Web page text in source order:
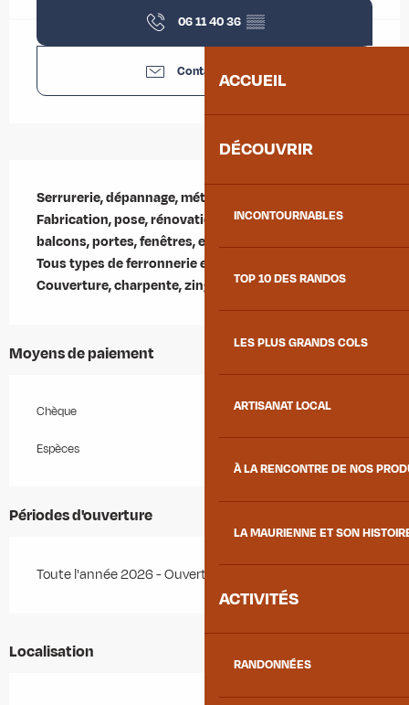
ACCUEIL
DÉCOUVRIR
INCONTOURNABLES
TOP 10 DES RANDOS
LES PLUS GRANDS COLS
ARTISANAT LOCAL
À LA RENCONTRE DE NOS
LA MAURIENNE ET SON
ACTIVITÉS
RANDONNÉES
06 11 40 36 ▒▒
Contactez-nous
Serrurerie, dépannage, métallerie, menuiserie
Fabrication, pose, rénovation, portails automatiques,
balcons, portes, fenêtres, escaliers, etc...
Tous types de ferronnerie et soudure.
Couverture, charpente, zinguerie, bardage.
Moyens de paiement
Chèque
Espèces
Périodes d'ouverture
Toute l'année 2026 - Ouvert tous les jours
Localisation